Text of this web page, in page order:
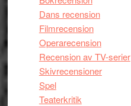
Dans recension
Filmrecension
Operarecension
Recension av TV-serier
Skivrecensioner
Spel
Teaterkritik